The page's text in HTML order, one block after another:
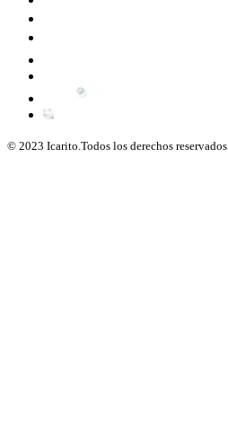
© 2023 Icarito.Todos los derechos reservados.